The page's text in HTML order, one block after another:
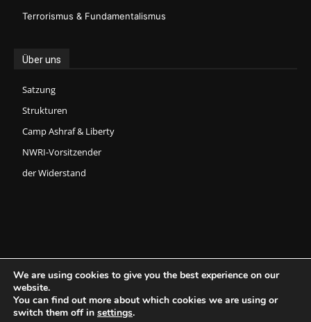
Terrorismus & Fundamentalismus
Über uns
Satzung
Strukturen
Camp Ashraf & Liberty
NWRI-Vorsitzender
der Widerstand
Copyright © 2026 National Council of Resistance of Iran (NCRI) -
Committee on Foreign Affairs.
We are using cookies to give you the best experience on our
website.
You can find out more about which cookies we are using or
switch them off in settings.